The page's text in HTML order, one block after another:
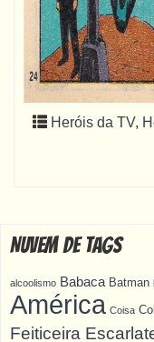
Heróis da TV,
Nuvem de Tags
alcoolismo Babaca Batman
América Coisa
Feiticeira